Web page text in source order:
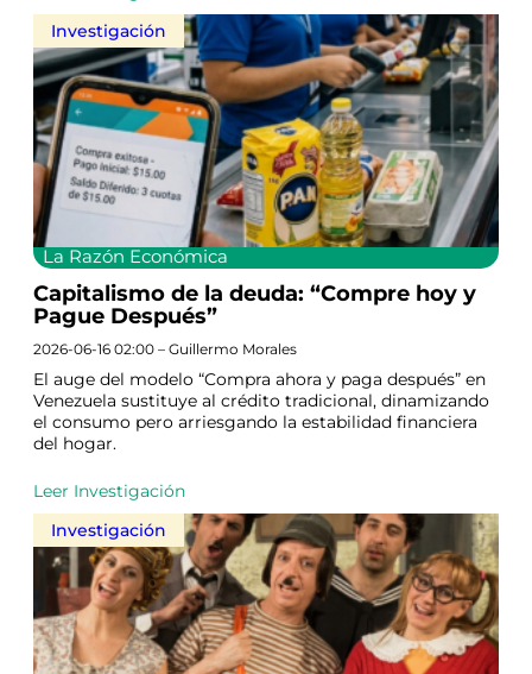
Investigación
La Razón Económica
Capitalismo de la deuda: “Compre hoy y
Pague Después”
2026-06-16 02:00 – Guillermo Morales
El auge del modelo “Compra ahora y paga después” en
Venezuela sustituye al crédito tradicional, dinamizando
el consumo pero arriesgando la estabilidad financiera
del hogar.
Leer Investigación
Investigación